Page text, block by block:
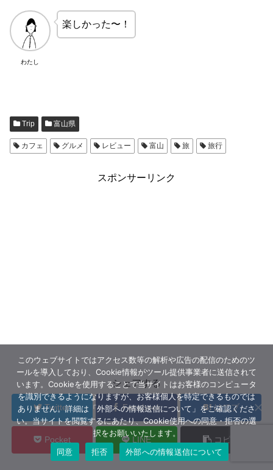
わたし
楽しかった〜！
Trip 富山県
カフェ グルメ レビュー 富山 旅 旅行
スポンサーリンク
シェアする
Twitter Facebook はてブ
Pocket LINE コピー
このウェブサイトではアクセス数等の解析や広告の配信のためのツ
ールを導入しており、Cookie情報がツール提供事業者に送信されて
います。Cookieを使用することで当サイトはお客様のコンピュータ
を識別できるようになりますが、お客様個人を特定できるものでは
ありません。詳細は「外部への情報送信について」をご確認くださ
い。当サイトを閲覧するにあたり、Cookie使用への同意・拒否の選
択をお願いいたします。
同意
拒否 外部への情報送信について